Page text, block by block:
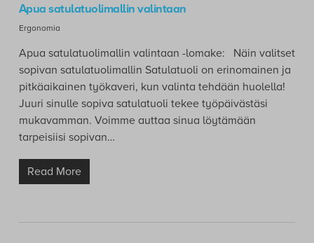
Apua satulatuolimallin valintaan
Ergonomia
Apua satulatuolimallin valintaan -lomake: Näin valitset
sopivan satulatuolimallin Satulatuoli on erinomainen ja
pitkäaikainen työkaveri, kun valinta tehdään huolella!
Juuri sinulle sopiva satulatuoli tekee työpäivästäsi
mukavamman. Voimme auttaa sinua löytämään
tarpeisiisi sopivan…
Read More